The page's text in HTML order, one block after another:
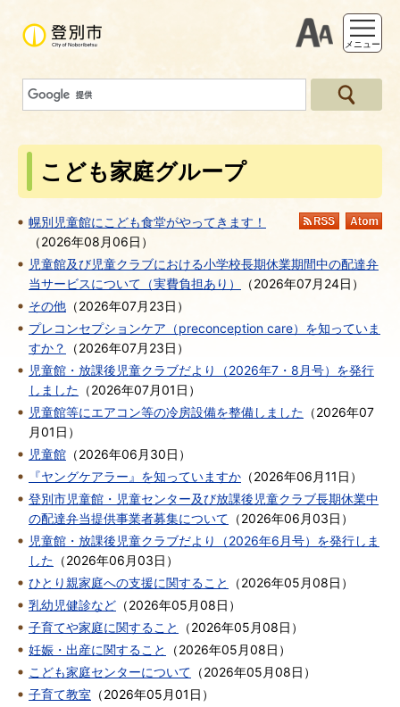
支援ツー
メニュー
こども家庭グループ
RSS
幌別児童館にこども食堂がやってきます！
（2026年08月06日 ）
児童館及び児童クラブにおける小学校長期休業期間中の配達弁
当サービスについて（実費負担あり）
（2026年07月24日 ）
その他 （2026年07月23日 ）
プレコンセプションケア（preconception care）を知っていま
すか？
（2026年07月23日 ）
児童館・放課後児童クラブだより（2026年7・8月号）を発行
しました （2026年07月01日 ）
児童館等にエアコン等の冷房設備を整備しました （2026年07
月01日 ）
児童館 （2026年06月30日 ）
『ヤングケアラー』を知っていますか （2026年06月11日 ）
登別市児童館・児童センター及び放課後児童クラブ長期休業中
の配達弁当提供事業者募集について （2026年06月03日 ）
児童館・放課後児童クラブだより（2026年6月号）を発行しま
した （2026年06月03日 ）
ひとり親家庭への支援に関すること
（2026年05月08日 ）
乳幼児健診など （2026年05月08日 ）
子育てや家庭に関すること
（2026年05月08日 ）
妊娠・出産に関すること
（2026年05月08日 ）
こども家庭センターについて （2026年05月08日 ）
子育て教室 （2026年05月01日 ）